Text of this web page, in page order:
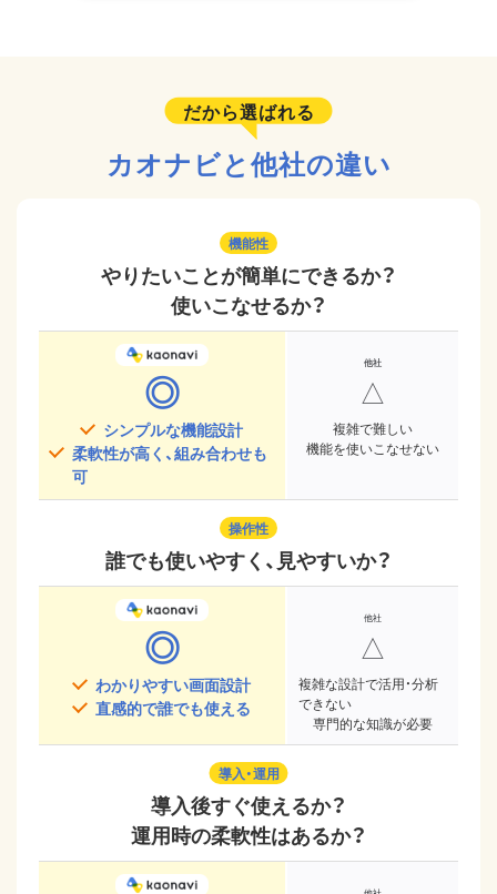
だから選ばれる
カオナビと他社の違い
機能性
やりたいことが簡単にできるか？
使いこなせるか？
◎
シンプルな機能設計
柔軟性が高く、組み合わせも
可
△
複雑で難しい
機能を使いこなせない
操作性
誰でも使いやすく、見やすいか？
◎
わかりやすい画面設計
直感的で誰でも使える
△
複雑な設計で活用・分析
できない
専門的な知識が必要
導入・運用
導入後すぐ使えるか？
運用時の柔軟性はあるか？